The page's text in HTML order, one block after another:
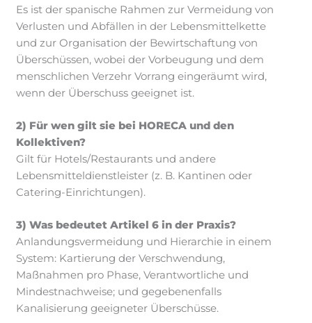
Es ist der spanische Rahmen zur Vermeidung von
Verlusten und Abfällen in der Lebensmittelkette
und zur Organisation der Bewirtschaftung von
Überschüssen, wobei der Vorbeugung und dem
menschlichen Verzehr Vorrang eingeräumt wird,
wenn der Überschuss geeignet ist.
2) Für wen gilt sie bei HORECA und den
Kollektiven?
Gilt für Hotels/Restaurants und andere
Lebensmitteldienstleister (z. B. Kantinen oder
Catering-Einrichtungen).
3) Was bedeutet Artikel 6 in der Praxis?
Anlandungsvermeidung und Hierarchie in einem
System: Kartierung der Verschwendung,
Maßnahmen pro Phase, Verantwortliche und
Mindestnachweise; und gegebenenfalls
Kanalisierung geeigneter Überschüsse.